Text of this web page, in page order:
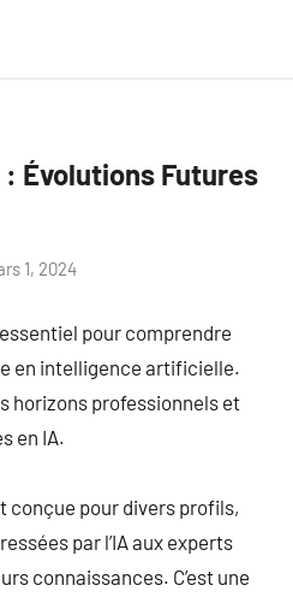
Évolutions Futures
1, 2024
pour comprendre
en intelligence artificielle.
horizons professionnels et
en IA.
conçue pour divers profils,
par l’IA aux experts
connaissances. C’est une